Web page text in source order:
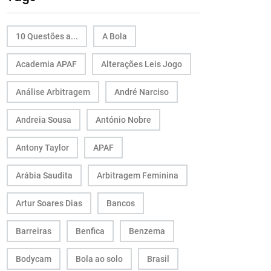
10 Questões a... A Bola
Academia APAF Alterações Leis Jogo
Análise Arbitragem André Narciso
Andreia Sousa António Nobre
Antony Taylor APAF
Arábia Saudita Arbitragem Feminina
Artur Soares Dias Bancos
Barreiras Benfica Benzema
Bodycam Bola ao solo Brasil